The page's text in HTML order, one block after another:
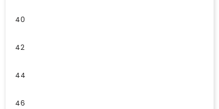
40
42
44
46